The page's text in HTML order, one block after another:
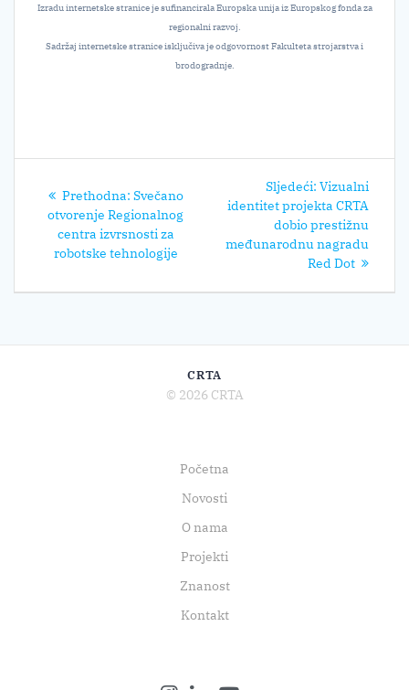
Izradu internetske stranice je sufinancirala Europska unija iz Europskog fonda za
regionalni razvoj.
Sadržaj internetske stranice isključiva je odgovornost Fakulteta strojarstva i
brodogradnje.
objava
Prethodna: Prethodni
post:
Svečano
otvorenje Regionalnog
centra izvrsnosti za
robotske tehnologije
Sljedeći: Sljedeći
post:
Vizualni
identitet projekta CRTA
dobio prestižnu
međunarodnu nagradu
Red Dot
CRTA
© 2026 CRTA
Početna
Novosti
O nama
Projekti
Znanost
Kontakt